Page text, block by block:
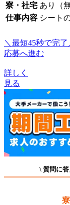
寮・社宅 あり（
仕事内容 シート
＼最短45秒で完了
応募へ進む
詳しく
見る
\ 質問に答